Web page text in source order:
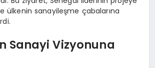
ülkenin sanayileşme çabalarına
Sanayi Vizyonuna